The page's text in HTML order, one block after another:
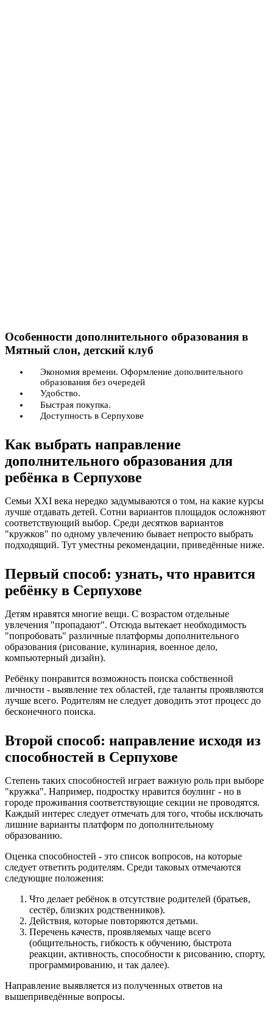
Особенности дополнительного образования в
Мятный слон, детский клуб
Экономия времени. Оформление дополнительного
образования без очередей
Удобство.
Быстрая покупка.
Доступность в Серпухове
Как выбрать направление
дополнительного образования для
ребёнка в Серпухове
Семьи XXI века нередко задумываются о том, на какие курсы
лучше отдавать детей. Сотни вариантов площадок осложняют
соответствующий выбор. Среди десятков вариантов
"кружков" по одному увлечению бывает непросто выбрать
подходящий. Тут уместны рекомендации, приведённые ниже.
Первый способ: узнать, что нравится
ребёнку в Серпухове
Детям нравятся многие вещи. С возрастом отдельные
увлечения "пропадают". Отсюда вытекает необходимость
"попробовать" различные платформы дополнительного
образования (рисование, кулинария, военное дело,
компьютерный дизайн).
Ребёнку понравится возможность поиска собственной
личности - выявление тех областей, где таланты проявляются
лучше всего. Родителям не следует доводить этот процесс до
бесконечного поиска.
Второй способ: направление исходя из
способностей в Серпухове
Степень таких способностей играет важную роль при выборе
"кружка". Например, подростку нравится боулинг - но в
городе проживания соответствующие секции не проводятся.
Каждый интерес следует отмечать для того, чтобы исключать
лишние варианты платформ по дополнительному
образованию.
Оценка способностей - это список вопросов, на которые
следует ответить родителям. Среди таковых отмечаются
следующие положения:
Что делает ребёнок в отсутствие родителей (братьев,
сестёр, близких родственников).
Действия, которые повторяются детьми.
Перечень качеств, проявляемых чаще всего
(общительность, гибкость к обучению, быстрота
реакции, активность, способности к рисованию, спорту,
программированию, и так далее).
Направление выявляется из полученных ответов на
вышеприведённые вопросы.